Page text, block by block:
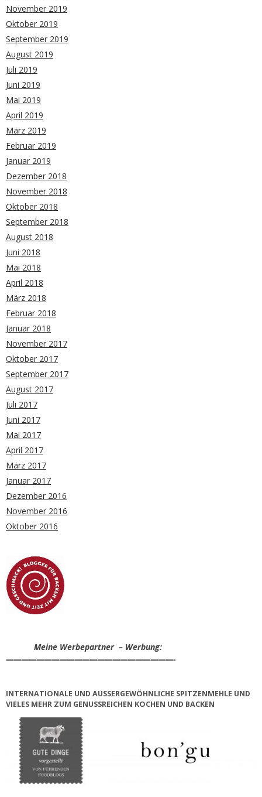
November 2019
Oktober 2019
September 2019
August 2019
Juli 2019
Juni 2019
Mai 2019
April 2019
März 2019
Februar 2019
Januar 2019
Dezember 2018
November 2018
Oktober 2018
September 2018
August 2018
Juni 2018
Mai 2018
April 2018
März 2018
Februar 2018
Januar 2018
November 2017
Oktober 2017
September 2017
August 2017
Juli 2017
Juni 2017
Mai 2017
April 2017
März 2017
Januar 2017
Dezember 2016
November 2016
Oktober 2016
Meine Werbepartner – Werbung:
——————————————————————-
INTERNATIONALE UND AUSSERGEWÖHNLICHE SPITZENMEHLE UND V
IELES MEHR ZUM GENUSSREICHEN KOCHEN UND BACKEN